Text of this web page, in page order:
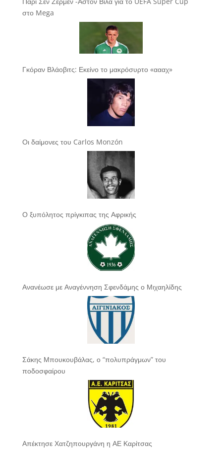
στο Mega
Γκόραν Βλάοβιτς: Εκείνο το μακρόσυρτο «αααχ»
Οι δαίμονες του Carlos Monzón
Ο ξυπόλητος πρίγκιπας της Αφρικής
Ανανέωσε με Αναγέννηση Σφενδάμης ο Μιχαηλίδης
Σάκης Μπουκουβάλας, ο “πολυπράγμων” του
ποδοσφαίρου
Απέκτησε Χατζηπουργάνη η ΑΕ Καρίτσας